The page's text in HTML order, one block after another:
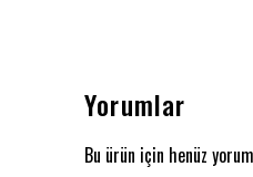
Yorumlar
Bu ürün için henüz